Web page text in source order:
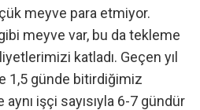
meyve para etmiyor.
meyve var, bu da tekleme
katladı. Geçen yıl
1,5 günde bitirdiğimiz
işçi sayısıyla 6-7 gündür